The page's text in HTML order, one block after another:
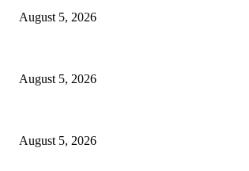
August 5, 2026
August 5, 2026
August 5, 2026